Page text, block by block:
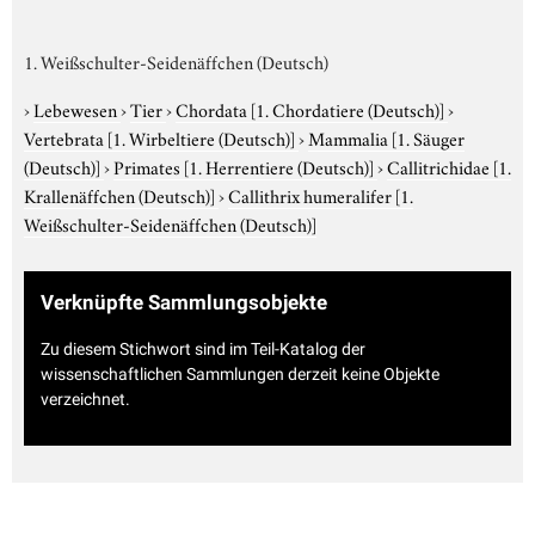
1. Weißschulter-Seidenäffchen (Deutsch)
›Lebewesen›Tier›Chordata [1. Chordatiere (Deutsch)]›
Vertebrata [1. Wirbeltiere (Deutsch)]›Mammalia [1. Säuger
(Deutsch)]›Primates [1. Herrentiere (Deutsch)]›Callitrichidae [1.
Krallenäffchen (Deutsch)]›Callithrix humeralifer[1.
Weißschulter-Seidenäffchen (Deutsch)]
Verknüpfte Sammlungsobjekte
Zu diesem Stichwort sind im Teil-Katalog der
wissenschaftlichen Sammlungen derzeit keine Objekte
verzeichnet.